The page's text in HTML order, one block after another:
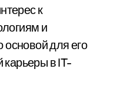
к
и
для его
в IT-